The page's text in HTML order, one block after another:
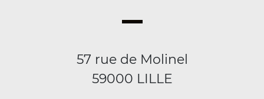
57 rue de Molinel
59000 LILLE